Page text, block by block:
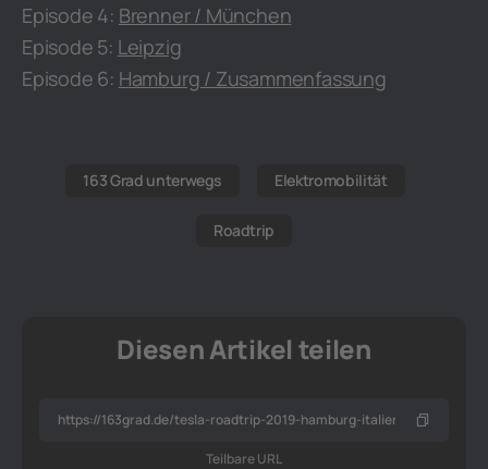
Episode 4: Brenner / München
Episode 5: Leipzig
Episode 6: Hamburg / Zusammenfassung
163 Grad unterwegs Elektromobilität
Roadtrip
Diesen Artikel teilen
Teilbare URL